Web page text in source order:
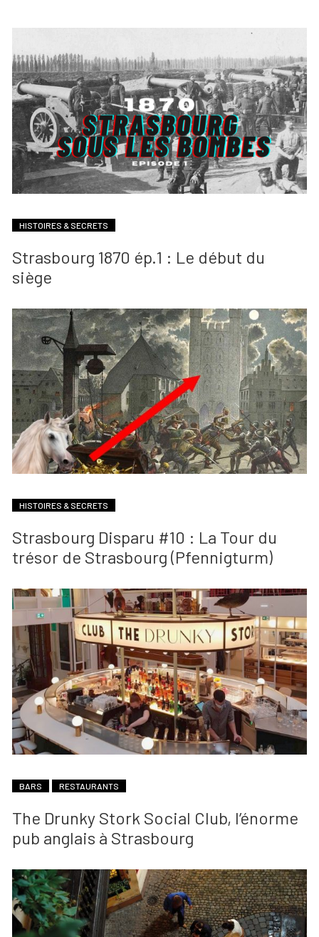
HISTOIRES & SECRETS
Strasbourg 1870 ép.1 : Le début du
siège
HISTOIRES & SECRETS
Strasbourg Disparu #10 : La Tour du
trésor de Strasbourg (Pfennigturm)
BARS RESTAURANTS
The Drunky Stork Social Club, l’énorme
pub anglais à Strasbourg